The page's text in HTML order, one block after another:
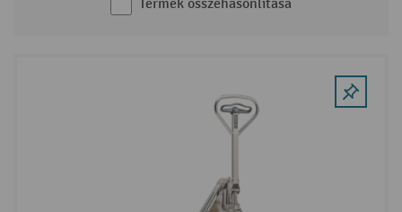
Termék összehasonlítása